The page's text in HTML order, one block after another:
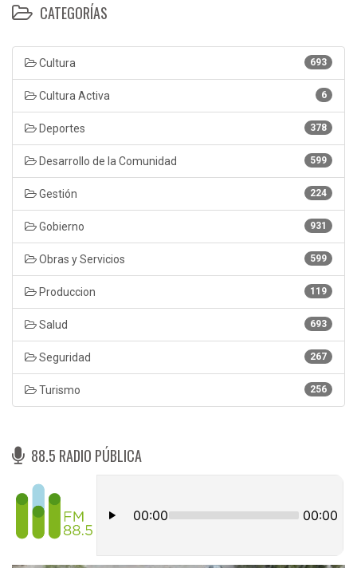
CATEGORÍAS
693
Cultura
6
Cultura Activa
378
Deportes
599
Desarrollo de la Comunidad
224
Gestión
931
Gobierno
599
Obras y Servicios
119
Produccion
693
Salud
267
Seguridad
256
Turismo
88.5 RADIO PÚBLICA